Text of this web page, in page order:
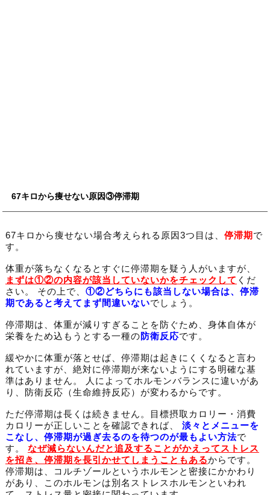
67キロから痩せない原因③停滞期
67キロから痩せない場合考えられる原因3つ目は、 停滞期 で
す。
体重が落ちなくなるとすぐに停滞期を疑う人がいますが、
まずは①②の内容が該当していないかをチェックして くだ
さい。 その上で、 ①②どちらにも該当しない場合は、停滞
期であると考えてまず間違いないでしょう。
停滞期は、体重が減りすぎることを防ぐため、身体自体が
栄養をため込もうとする一種の防衛反応です。
緩やかに体重が落とせば、停滞期は起きにくくなると言わ
れていますが、絶対に停滞期が来ないようにする明確な基
準はありません。 人によってホルモンバランスに違いがあ
り、防衛反応（生命維持反応）が変わるからです。
ただ停滞期は長くは続きません。目標摂取カロリー・消費
カロリーが正しいことを確認できれば、 淡々とメニューを
こなし、停滞期が過ぎ去るのを待つのが最もよい方法で
す。 なぜ減らないんだと追及することがかえってストレス
を招き、停滞期を長引かせてしまうこともあるからです。
停滞期は、コルチゾールというホルモンと密接にかかわり
があり、このホルモンは別名ストレスホルモンといわれ